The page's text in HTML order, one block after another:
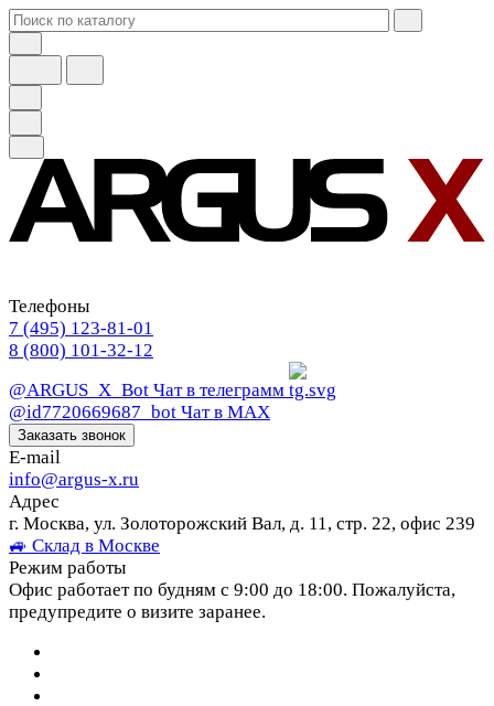
Телефоны
7 (495) 123-81-01
8 (800) 101-32-12
@ARGUS_X_Bot Чат в телеграмм
@id7720669687_bot Чат в МАХ
Заказать звонок
E-mail
info@argus-x.ru
Адрес
г. Москва, ул. Золоторожский Вал, д. 11, стр. 22, офис 239
🚙 Склад в Москве
Режим работы
Офис работает по будням с 9:00 до 18:00. Пожалуйста,
предупредите о визите заранее.